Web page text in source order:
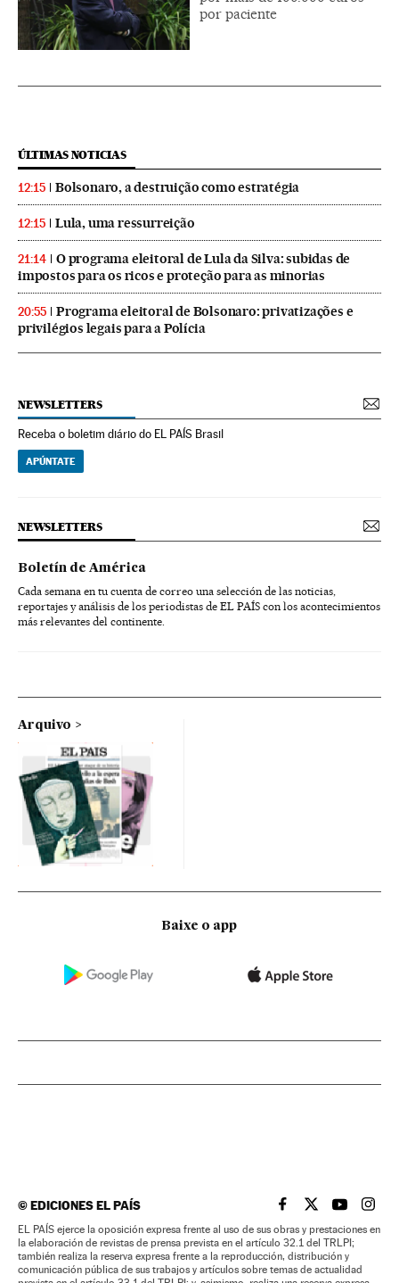
por paciente
ÚLTIMAS NOTICIAS
12:15 Bolsonaro, a destruição como estratégia
12:15 Lula, uma ressurreição
21:14
O programa eleitoral de Lula da Silva: subidas de
impostos para os ricos e proteção para as minorias
20:55
Programa eleitoral de Bolsonaro: privatizações e
privilégios legais para a Polícia
NEWSLETTERS
Receba o boletim diário do EL PAÍS Brasil
APÚNTATE
NEWSLETTERS
Boletín de América
Cada semana en tu cuenta de correo una selección de las noticias,
reportajes y análisis de los periodistas de EL PAÍS con los acontecimientos
más relevantes del continente.
Arquivo
Baixe o app
©EDICIONES EL PAÍS EL PAÍS BRASIL EN
EL PAÍSEL PAÍS
EL
EL PAÍS ejerce la oposición expresa frente al uso de sus obras y prestaciones en
la elaboración de revistas de prensa prevista en el artículo 32.1 del TRLPI;
también realiza la reserva expresa frente a la reproducción, distribución y
comunicación pública de sus trabajos y artículos sobre temas de actualidad